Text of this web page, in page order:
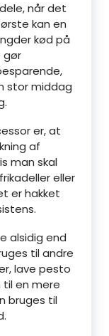
når det
kan en
kød på
gør
stor middag
er, at
af
man skal
eller
er hakket
alsidig end
til andre
lave pesto
til en mere
bruges til